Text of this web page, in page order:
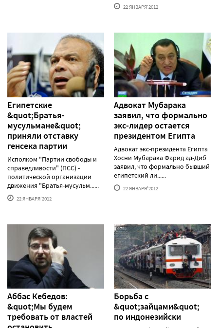
22 ЯНВАРЯ'2012
Египетские
&quot;Братья-
мусульмане&quot;
приняли отставку
генсека партии
Исполком "Партии свободы и
справедливости" (ПСС) -
политической организации
движения "Братья-мусульм......
22 ЯНВАРЯ'2012
Адвокат Мубарака
заявил, что формально
экс-лидер остается
президентом Египта
Адвокат экс-президента Египта
Хосни Мубарака Фарид ад-Диб
заявил, что формально бывший
египетский ли......
22 ЯНВАРЯ'2012
Аббас Кебедов:
&quot;Мы будем
требовать от властей
Борьба с
&quot;зайцами&quot;
по индонезийски